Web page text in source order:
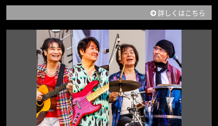
詳しくはこちら